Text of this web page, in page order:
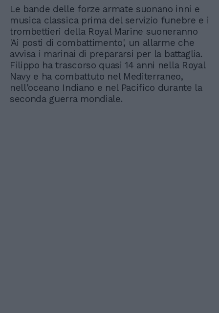
Le bande delle forze armate suonano inni e
musica classica prima del servizio funebre e i
trombettieri della Royal Marine suoneranno
'Ai posti di combattimento', un allarme che
avvisa i marinai di prepararsi per la battaglia.
Filippo ha trascorso quasi 14 anni nella Royal
Navy e ha combattuto nel Mediterraneo,
nell'oceano Indiano e nel Pacifico durante la
seconda guerra mondiale.